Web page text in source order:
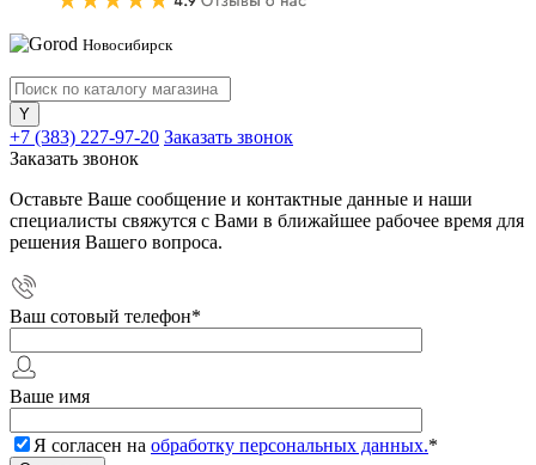
Новосибирск
+7 (383) 227-97-20 Заказать звонок
Заказать звонок
Оставьте Ваше сообщение и контактные данные и наши
специалисты свяжутся с Вами в ближайшее рабочее время для
решения Вашего вопроса.
Ваш сотовый телефон*
Ваше имя
Я согласен на обработку персональных данных.*